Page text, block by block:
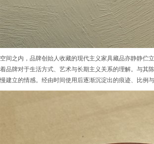
空间之内，品牌创始人收藏的现代主义家具藏品亦静静伫
着品牌对于生活方式、艺术与长期主义关系的理解。与其
慢建立的情感。经由时间使用后逐渐沉淀出的痕迹、比例